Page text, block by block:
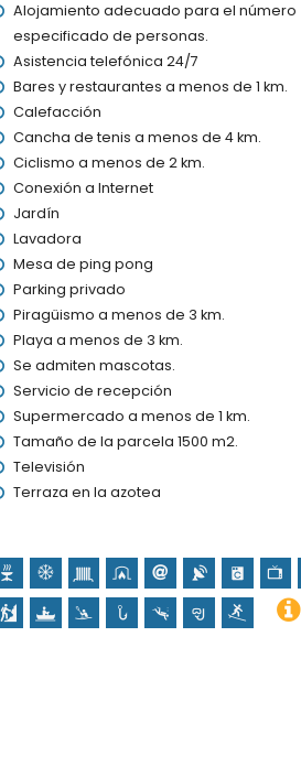
de la villa)
3 kilómetros de la villa)
kilómetros de la villa)
kilómetros de la villa)
de 2 kilómetros de la villa)
de la villa)
metros
de la villa
en Jávea, Costa Blanca
Marítimo) (a menos de 5 kilómetros de
Jávea (Puerto)), ruina (Molinos de
(Histórico de Jávea) y lugar
Alojamiento adecuado para el número
especificado de personas.
Asistencia telefónica 24/7
Bares y restaurantes a menos de 1 km.
Calefacción
Cancha de tenis a menos de 4 km.
Ciclismo a menos de 2 km.
Conexión a Internet
Jardín
Lavadora
Mesa de ping pong
Parking privado
Piragüismo a menos de 3 km.
Playa a menos de 3 km.
Se admiten mascotas.
Servicio de recepción
Supermercado a menos de 1 km.
Tamaño de la parcela 1500 m2.
Televisión
Terraza en la azotea